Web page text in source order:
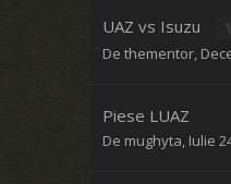
UAZ vs Isuzu
Dethementor,
Piese LUAZ
De mughyta, Iulie